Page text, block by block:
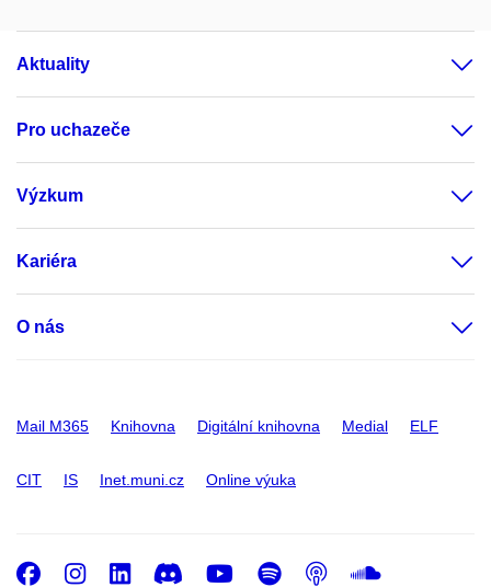
Aktuality
Pro uchazeče
Výzkum
Kariéra
O nás
Mail M365 Knihovna Digitální knihovna Medial ELF
CIT IS Inet.muni.cz Online výuka
Facebook
Instagram
LinkedIn
DiscordYoutube
Spotify
Podcast